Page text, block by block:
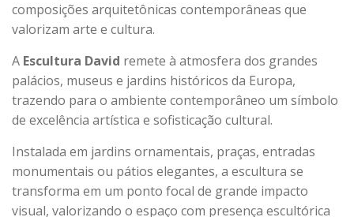
composições arquitetônicas contemporâneas que
valorizam arte e cultura.
A Escultura David remete à atmosfera dos grandes
palácios, museus e jardins históricos da Europa,
trazendo para o ambiente contemporâneo um símbolo
de excelência artística e sofisticação cultural.
Instalada em jardins ornamentais, praças, entradas
monumentais ou pátios elegantes, a escultura se
transforma em um ponto focal de grande impacto
visual, valorizando o espaço com presença escultórica